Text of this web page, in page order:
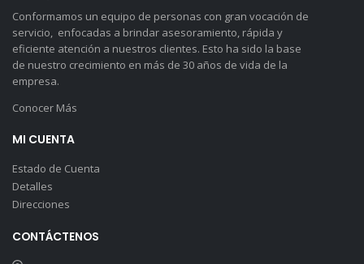
Conformamos un equipo de personas con gran vocación de
servicio, enfocadas a brindar asesoramiento, rápida y
eficiente atención a nuestros clientes. Esto ha sido la base
de nuestro crecimiento en más de 30 años de vida de la
empresa.
Conocer Más
MI CUENTA
Estado de Cuenta
Detalles
Direcciones
CONTÁCTENOS